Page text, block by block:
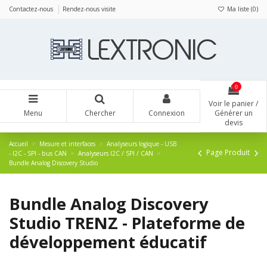
Contactez-nous Rendez-nous visite Ma liste (0)
Menu Chercher Connexion
0
Voir le panier /
Générer un
devis
Accueil Mesure et interfaces
Analyseurs logique - USB
- I2C - SPI - bus CAN
Analyseurs I2C / SPI / CAN
Bundle Analog Discovery Studio
Page Produit
Bundle Analog Discovery
Studio TRENZ - Plateforme de
développement éducatif
Panneau de gestion des cookies